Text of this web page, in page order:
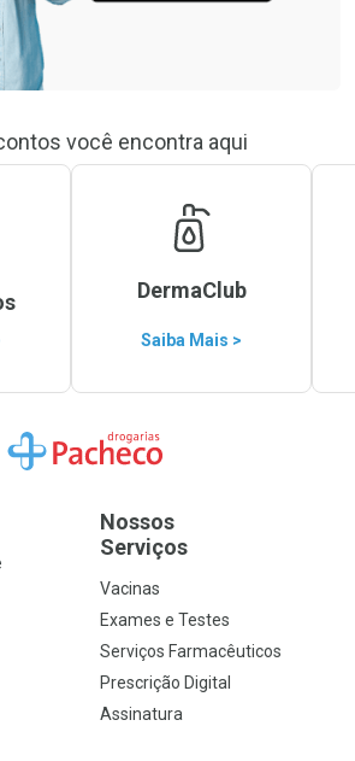
você encontra aqui
DermaClub
Saiba Mais >
Ir para a Home
Nossos
Serviços
Vacinas
Exames e Testes
Serviços Farmacêuticos
Prescrição Digital
Assinatura